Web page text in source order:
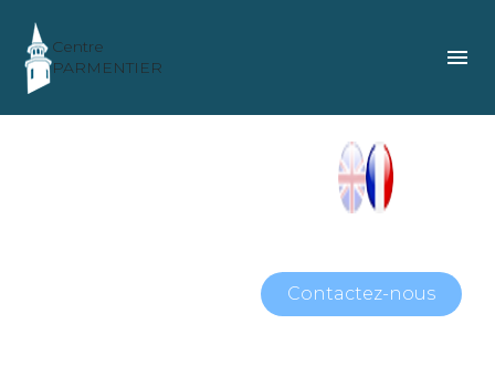
Centre
PARMENTIER
menu
Contactez-nous